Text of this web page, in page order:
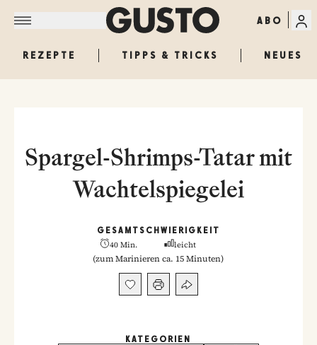
ABO
REZEPTE TIPPS & TRICKS NEUES
Spargel-Shrimps-Tatar mit
Wachtelspiegelei
GESAMT
40 Min.
SCHWIERIGKEIT
leicht
(zum Marinieren ca. 15 Minuten)
KATEGORIEN